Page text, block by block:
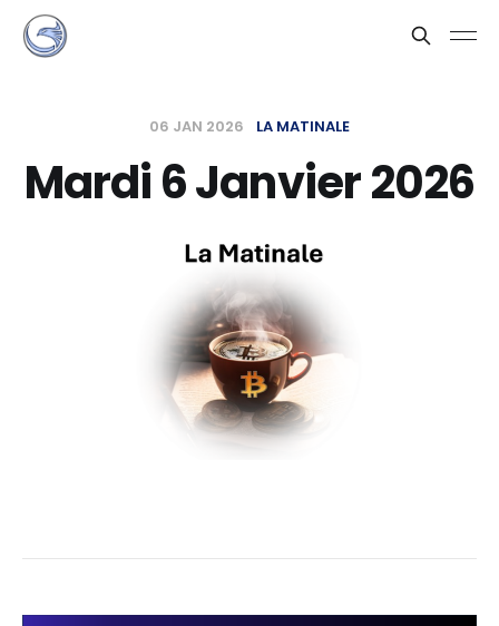
06 JAN 2026 LA MATINALE
Mardi 6 Janvier 2026